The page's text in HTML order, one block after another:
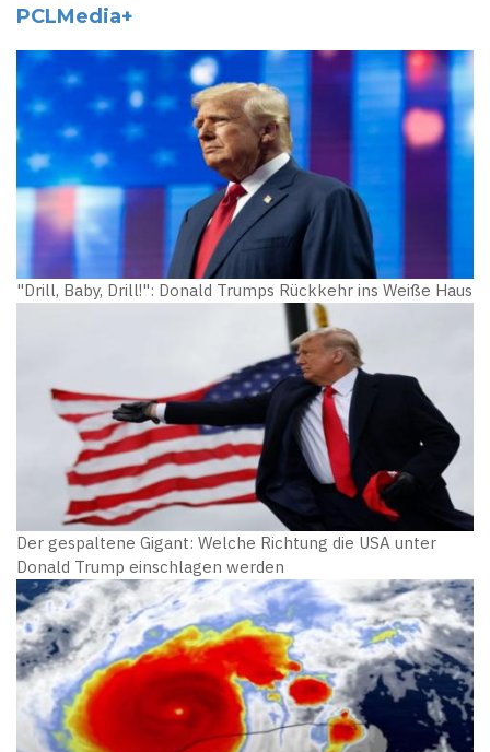
PCLMedia+
"Drill, Baby, Drill!": Donald Trumps Rückkehr ins Weiße Haus
Der gespaltene Gigant: Welche Richtung die USA unter
Donald Trump einschlagen werden